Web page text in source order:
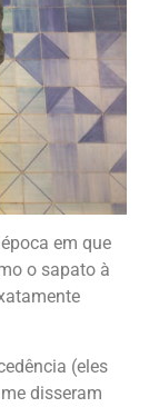
em que
o sapato à
(eles
disseram